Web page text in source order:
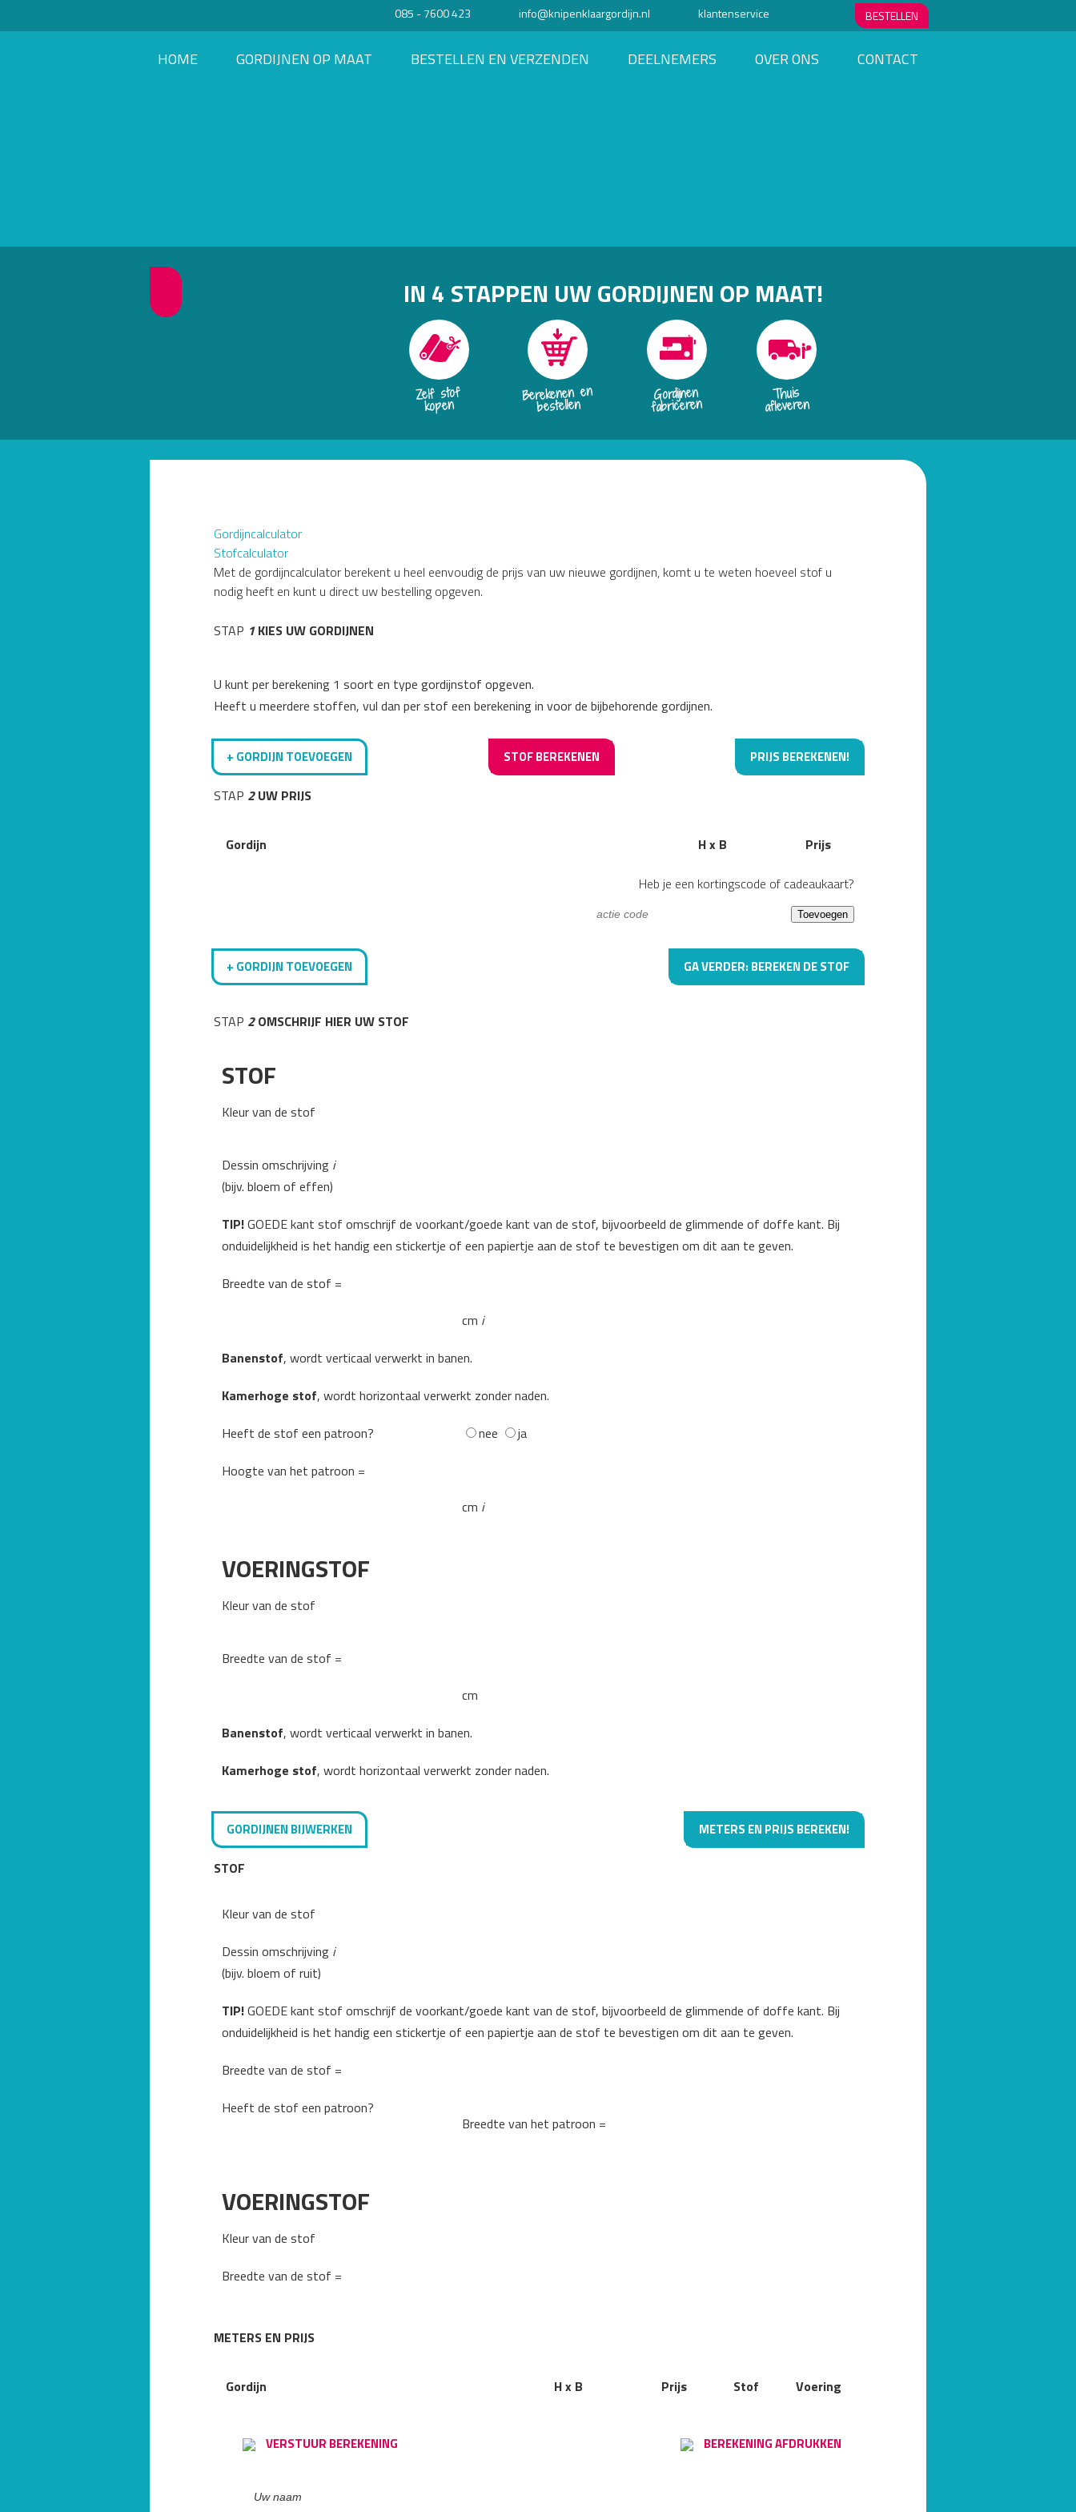
085 - 7600 423 info@knipenklaargordijn.nl klantenservice BESTELLEN
HOME GORDIJNEN OP MAAT BESTELLEN EN VERZENDEN DEELNEMERS OVER ONS CONTACT
IN 4 STAPPEN UW GORDIJNEN OP MAAT!
Zelf stof
kopen
Berekenen en
bestellen
Gordijnen
fabriceren
Thuis
afleveren
Gordijncalculator
Stofcalculator
Met de gordijncalculator berekent u heel eenvoudig de prijs van uw nieuwe gordijnen, komt u te weten hoeveel stof u
nodig heeft en kunt u direct uw bestelling opgeven.
STAP 1KIES UW GORDIJNEN
U kunt per berekening 1 soort en type gordijnstof opgeven.
Heeft u meerdere stoffen, vul dan per stof een berekening in voor de bijbehorende gordijnen.
+ GORDIJN TOEVOEGEN STOF BEREKENEN PRIJS BEREKENEN!
STAP 2UW PRIJS
Gordijn H x B Prijs
Heb je een kortingscode of cadeaukaart?
+ GORDIJN TOEVOEGEN GA VERDER: BEREKEN DE STOF
STAP 2OMSCHRIJF HIER UW STOF
STOF
Kleur van de stof
Dessin omschrijving i
(bijv. bloem of effen)
TIP!GOEDE kant stof omschrijf de voorkant/goede kant van de stof, bijvoorbeeld de glimmende of doffe kant. Bij
onduidelijkheid is het handig een stickertje of een papiertje aan de stof te bevestigen om dit aan te geven.
Breedte van de stof =
cm i
Banenstof, wordt verticaal verwerkt in banen.
Kamerhoge stof, wordt horizontaal verwerkt zonder naden.
Heeft de stof een patroon?
nee
ja
Hoogte van het patroon =
cm i
VOERINGSTOF
Kleur van de stof
Breedte van de stof =
cm
Banenstof, wordt verticaal verwerkt in banen.
Kamerhoge stof, wordt horizontaal verwerkt zonder naden.
GORDIJNEN BIJWERKEN METERS EN PRIJS BEREKEN!
STOF
Kleur van de stof
Dessin omschrijving i
(bijv. bloem of ruit)
TIP!GOEDE kant stof omschrijf de voorkant/goede kant van de stof, bijvoorbeeld de glimmende of doffe kant. Bij
onduidelijkheid is het handig een stickertje of een papiertje aan de stof te bevestigen om dit aan te geven.
Breedte van de stof =
Heeft de stof een patroon?
Breedte van het patroon =
VOERINGSTOF
Kleur van de stof
Breedte van de stof =
METERS EN PRIJS
Gordijn H x B Prijs Stof Voering
VERSTUUR BEREKENING BEREKENING AFDRUKKEN